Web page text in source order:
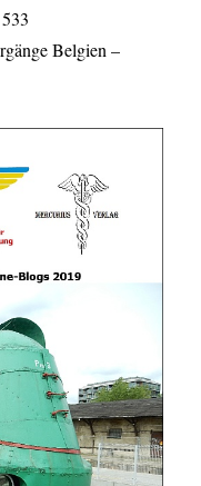
Belgien –